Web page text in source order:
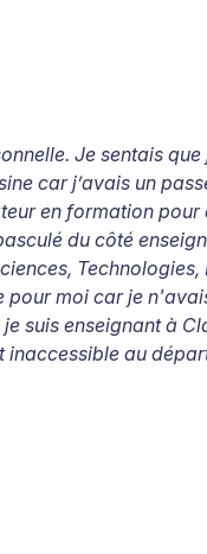
Je sentais
car j’avais un
en formation
du côté
Technologies,
pour moi car je
suis enseignant à
inaccessible au